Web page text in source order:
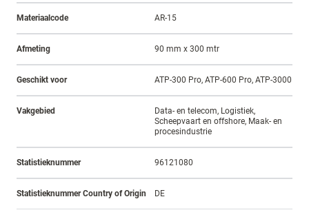
Materiaalcode AR-15
Afmeting 90 mm x 300 mtr
Geschikt voor ATP-300 Pro, ATP-600 Pro, ATP-3000
Vakgebied
Data- en telecom, Logistiek,
Scheepvaart en offshore, Maak- en
procesindustrie
Statistieknummer 96121080
Statistieknummer Country of Origin DE